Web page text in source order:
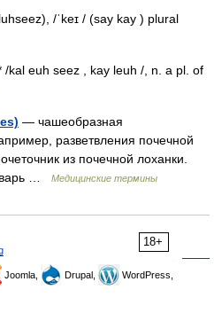
/ˈkeɪ / (say kay ) plural
kal euh seez , kay leuh /, n. a pl. of
— чашеобразная
разветвления почечной
из почечной лоханки.
…
Медицинские термины
18+
Joomla, Drupal,
WordPress,